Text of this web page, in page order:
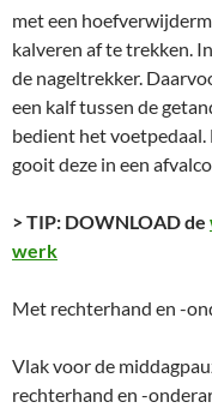
met een
kalveren af te trekken.
de nageltrekker.
een kalf tussen de
bedient het voetpedaal.
gooit deze in een
> TIP: DOWNLOAD de
werk
Met rechterhand en -
Vlak voor de
rechterhand en -